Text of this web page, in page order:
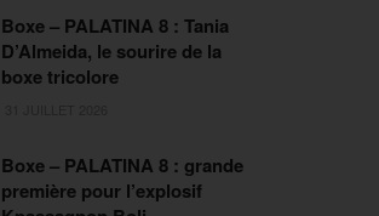
Boxe – PALATINA 8 : Tania
D’Almeida, le sourire de la
boxe tricolore
Boxe – PALATINA 8 : grande
première pour l’explosif